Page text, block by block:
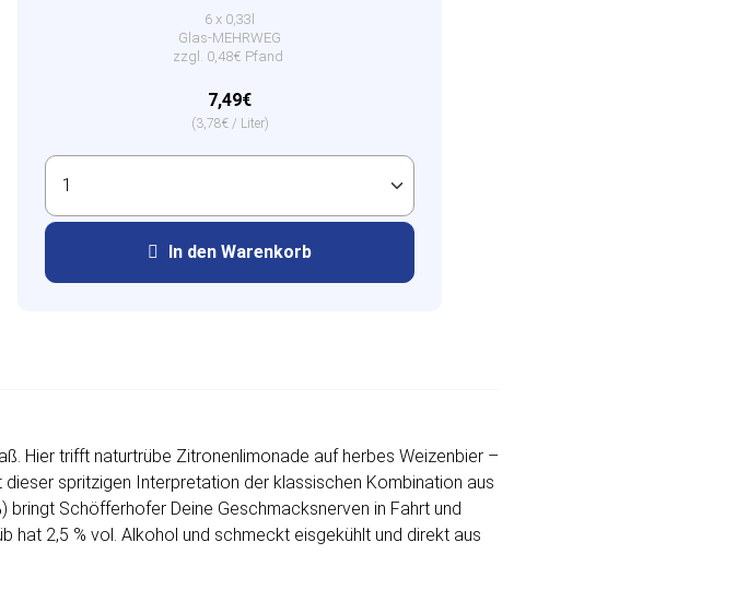
6 x 0,33l
Glas-MEHRWEG
zzgl. 0,48€ Pfand
7,49€
(3,78€ / Liter)
In den Warenkorb
Hier trifft naturtrübe Zitronenlimonade auf herbes Weizenbier –
spritzigen Interpretation der klassischen Kombination aus
bringt Schöfferhofer Deine Geschmacksnerven in Fahrt und
2,5 % vol. Alkohol und schmeckt eisgekühlt und direkt aus